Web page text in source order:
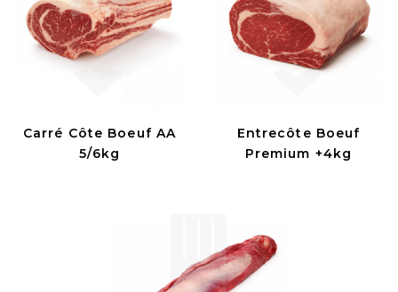
Carré Côte Boeuf AA
5/6kg
Entrecôte Boeuf
Premium +4kg